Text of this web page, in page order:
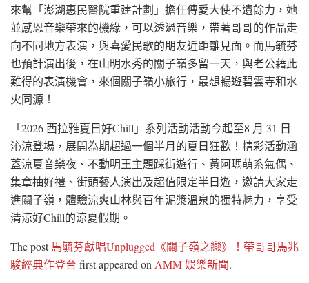
來幫「澎湖惠民醫院重建計劃」擔任傳愛大使不遺餘力，她
並感恩音樂帶來的機緣，可以透過音樂，帶著哥哥的作品走
向不同地方表演，與喜愛民歌的朋友近距離見面。而馬毓芬
也預計演出後，在山明水秀的關子嶺多留一天，與老公藉此
難得的表演機會，來個關子嶺小旅行，最想暢遊碧雲寺和水
火同源！
「2026 西拉雅夏日好Chill」系列活動活動今起至8 月 31 日
沁涼登場，展開為期超過一個半月的夏日狂歡！精彩活動涵
蓋涼夏音樂夜、不動明王主題踩街遊行、黃阿瑪萌系氣偶、
集章抽好禮、街頭藝人演出及超值限定半日遊，邀請大家走
進關子嶺，體驗涼爽山林與百年泥漿溫泉的獨特魅力，享受
清涼好Chill的涼夏假期。
The post馬毓芬獻唱Unplugged《關子嶺之戀》！帶哥哥馬兆
駿經典作登台 first appeared onAMM 娛樂新聞.